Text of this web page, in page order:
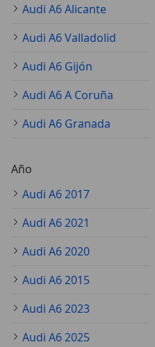
Audi A6 Alicante
Audi A6 Valladolid
Audi A6 Gijón
Audi A6 A Coruña
Audi A6 Granada
Año
Audi A6 2017
Audi A6 2021
Audi A6 2020
Audi A6 2015
Audi A6 2023
Audi A6 2025